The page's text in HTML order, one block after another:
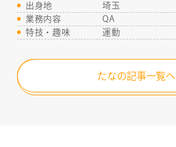
出身地
埼玉
業務内容
QA
特技・趣味
運動
たなの記事一覧へ